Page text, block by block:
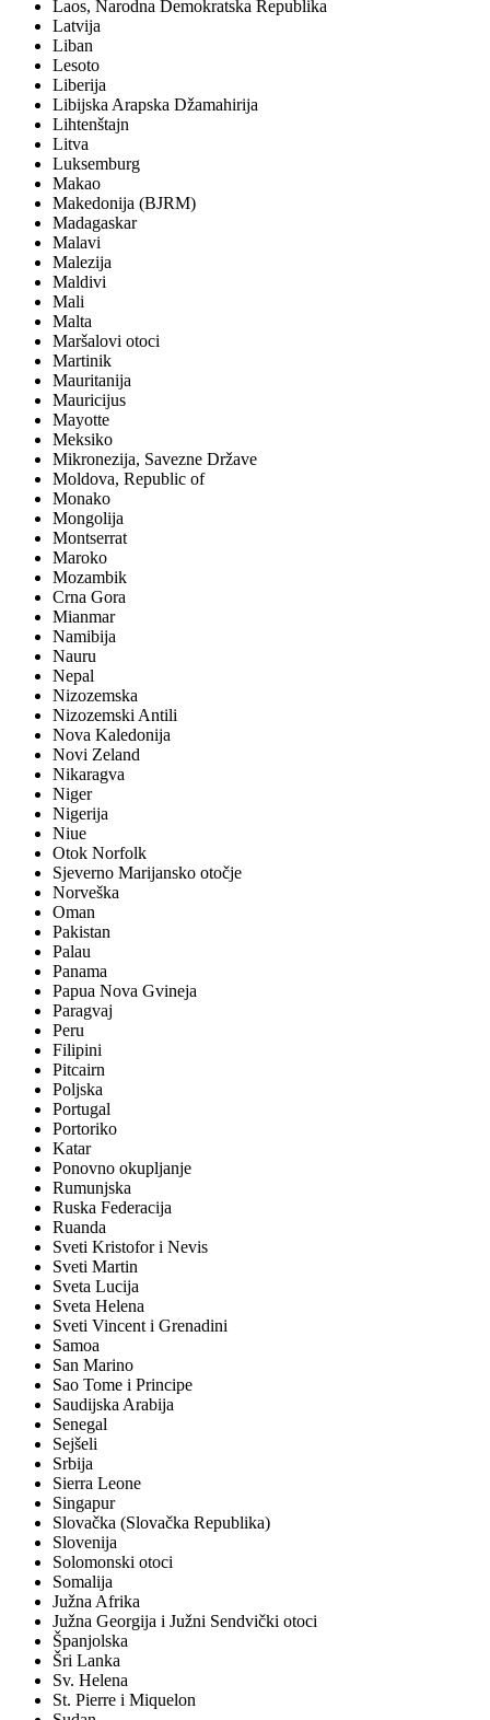
Laos, Narodna Demokratska Republika
Latvija
Liban
Lesoto
Liberija
Libijska Arapska Džamahirija
Lihtenštajn
Litva
Luksemburg
Makao
Makedonija (BJRM)
Madagaskar
Malavi
Malezija
Maldivi
Mali
Malta
Maršalovi otoci
Martinik
Mauritanija
Mauricijus
Mayotte
Meksiko
Mikronezija, Savezne Države
Moldova, Republic of
Monako
Mongolija
Montserrat
Maroko
Mozambik
Crna Gora
Mianmar
Namibija
Nauru
Nepal
Nizozemska
Nizozemski Antili
Nova Kaledonija
Novi Zeland
Nikaragva
Niger
Nigerija
Niue
Otok Norfolk
Sjeverno Marijansko otočje
Norveška
Oman
Pakistan
Palau
Panama
Papua Nova Gvineja
Paragvaj
Peru
Filipini
Pitcairn
Poljska
Portugal
Portoriko
Katar
Ponovno okupljanje
Rumunjska
Ruska Federacija
Ruanda
Sveti Kristofor i Nevis
Sveti Martin
Sveta Lucija
Sveta Helena
Sveti Vincent i Grenadini
Samoa
San Marino
Sao Tome i Principe
Saudijska Arabija
Senegal
Sejšeli
Srbija
Sierra Leone
Singapur
Slovačka (Slovačka Republika)
Slovenija
Solomonski otoci
Somalija
Južna Afrika
Južna Georgija i Južni Sendvički otoci
Španjolska
Šri Lanka
Sv. Helena
St. Pierre i Miquelon